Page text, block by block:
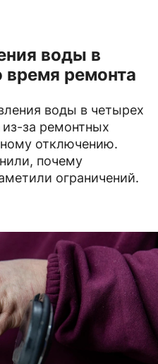
воды в
время ремонта
воды в четырех
за ремонтных
отключению.
почему
ограничений.